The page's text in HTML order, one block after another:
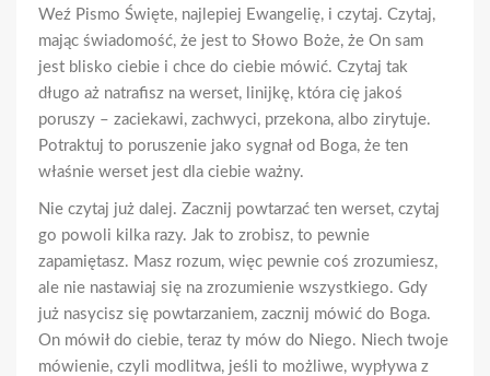
Weź Pismo Święte, najlepiej Ewangelię, i czytaj. Czytaj,
mając świadomość, że jest to Słowo Boże, że On sam
jest blisko ciebie i chce do ciebie mówić. Czytaj tak
długo aż natrafisz na werset, linijkę, która cię jakoś
poruszy – zaciekawi, zachwyci, przekona, albo zirytuje.
Potraktuj to poruszenie jako sygnał od Boga, że ten
właśnie werset jest dla ciebie ważny.
Nie czytaj już dalej. Zacznij powtarzać ten werset, czytaj
go powoli kilka razy. Jak to zrobisz, to pewnie
zapamiętasz. Masz rozum, więc pewnie coś zrozumiesz,
ale nie nastawiaj się na zrozumienie wszystkiego. Gdy
już nasycisz się powtarzaniem, zacznij mówić do Boga.
On mówił do ciebie, teraz ty mów do Niego. Niech twoje
mówienie, czyli modlitwa, jeśli to możliwe, wypływa z